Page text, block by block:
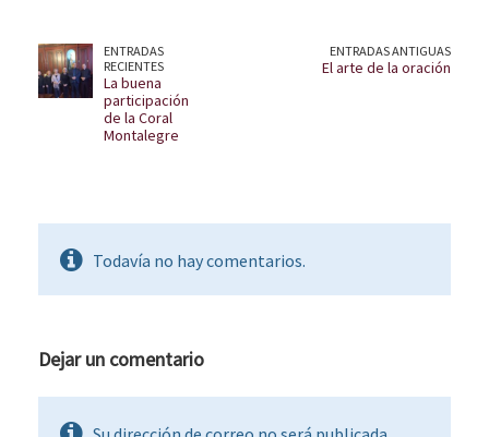
ENTRADAS
RECIENTES
La buena
participación
de la Coral
Montalegre
ENTRADAS ANTIGUAS
El arte de la oración
Todavía no hay comentarios.
Dejar un comentario